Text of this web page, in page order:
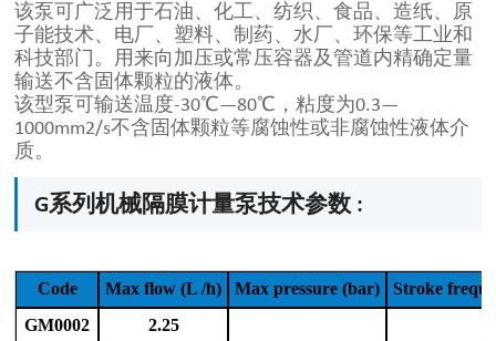
该泵可广泛用于石油、化工、纺织、食品、造纸、原
子能技术、电厂、塑料、制药、水厂、环保等工业和
科技部门。用来向加压或常压容器及管道内精确定量
输送不含固体颗粒的液体。
该型泵可输送温度-30℃—80℃，粘度为0.3—
1000mm2/s不含固体颗粒等腐蚀性或非腐蚀性液体介
质。
G系列机械隔膜计量泵技术参数 :
Code Max flow (L /h) Max pressure (bar)
Stroke
GM0002
2.25